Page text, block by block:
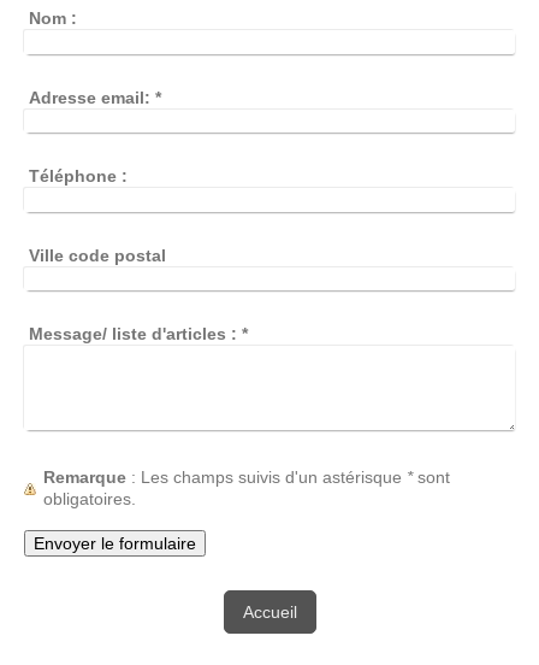
Nom :
Adresse email: *
Téléphone :
Ville code postal
Message/ liste d'articles : *
Remarque : Les champs suivis d'un astérisque *sont
obligatoires.
Accueil